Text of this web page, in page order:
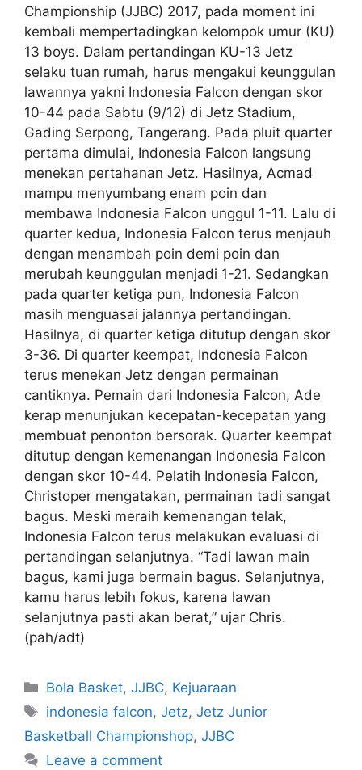
Championship (JJBC) 2017, pada moment ini
kembali mempertadingkan kelompok umur (KU)
13 boys. Dalam pertandingan KU-13 Jetz
selaku tuan rumah, harus mengakui keunggulan
lawannya yakni Indonesia Falcon dengan skor
10-44 pada Sabtu (9/12) di Jetz Stadium,
Gading Serpong, Tangerang. Pada pluit quarter
pertama dimulai, Indonesia Falcon langsung
menekan pertahanan Jetz. Hasilnya, Acmad
mampu menyumbang enam poin dan
membawa Indonesia Falcon unggul 1-11. Lalu di
quarter kedua, Indonesia Falcon terus menjauh
dengan menambah poin demi poin dan
merubah keunggulan menjadi 1-21. Sedangkan
pada quarter ketiga pun, Indonesia Falcon
masih menguasai jalannya pertandingan.
Hasilnya, di quarter ketiga ditutup dengan skor
3-36. Di quarter keempat, Indonesia Falcon
terus menekan Jetz dengan permainan
cantiknya. Pemain dari Indonesia Falcon, Ade
kerap menunjukan kecepatan-kecepatan yang
membuat penonton bersorak. Quarter keempat
ditutup dengan kemenangan Indonesia Falcon
dengan skor 10-44. Pelatih Indonesia Falcon,
Christoper mengatakan, permainan tadi sangat
bagus. Meski meraih kemenangan telak,
Indonesia Falcon terus melakukan evaluasi di
pertandingan selanjutnya. “Tadi lawan main
bagus, kami juga bermain bagus. Selanjutnya,
kamu harus lebih fokus, karena lawan
selanjutnya pasti akan berat,” ujar Chris.
(pah/adt)
Bola Basket,JJBC, Kejuaraan
indonesia falcon,Jetz,Jetz Junior
Basketball Championshop, JJBC
Leave a comment